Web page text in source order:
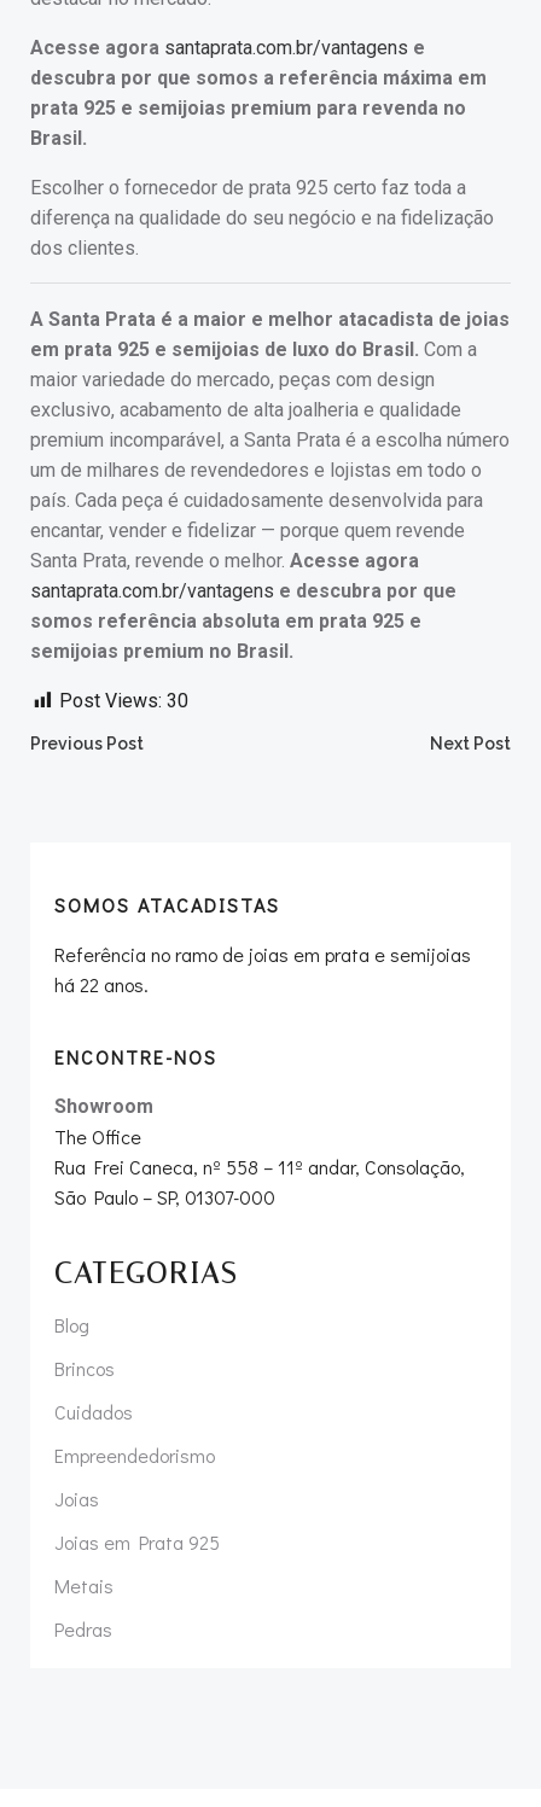
Acesse agora santaprata.com.br/vantagens e
descubra por que somos a referência máxima em
prata 925 e semijoias premium para revenda no
Brasil.
Escolher o fornecedor de prata 925 certo faz toda a
diferença na qualidade do seu negócio e na fidelização
dos clientes.
A Santa Prata é a maior e melhor atacadista de joias
em prata 925 e semijoias de luxo do Brasil. Com a
maior variedade do mercado, peças com design
exclusivo, acabamento de alta joalheria e qualidade
premium incomparável, a Santa Prata é a escolha número
um de milhares de revendedores e lojistas em todo o
país. Cada peça é cuidadosamente desenvolvida para
encantar, vender e fidelizar — porque quem revende
Santa Prata, revende o melhor. Acesse agora
santaprata.com.br/vantagens e descubra por que
somos referência absoluta em prata 925 e
semijoias premium no Brasil.
Post Views: 30
Post
Previous Post Next Post
SOMOS ATACADISTAS
Referência no ramo de joias em prata e semijoias
há 22 anos.
ENCONTRE-NOS
Showroom
The Office
Rua Frei Caneca, nº 558 – 11º andar, Consolação,
São Paulo – SP, 01307-000
CATEGORIAS
Blog
Brincos
Cuidados
Empreendedorismo
Joias
Joias em Prata 925
Metais
Pedras